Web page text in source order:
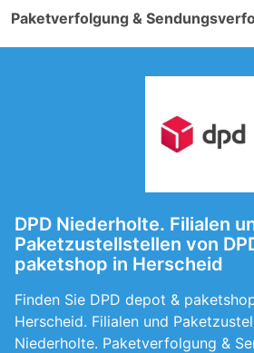
Paketverfolgung &
DPD Niederholte. Filialen
Paketzustellstellen von
paketshop in Herscheid
Finden Sie DPD depot &
Herscheid. Filialen und
Niederholte. Paketverfolgung &